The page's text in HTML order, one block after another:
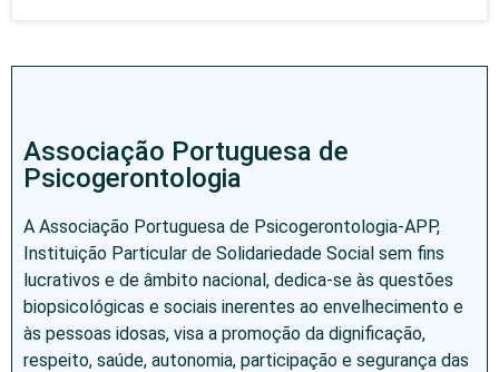
Associação Portuguesa de
Psicogerontologia
A Associação Portuguesa de Psicogerontologia-APP,
Instituição Particular de Solidariedade Social sem fins
lucrativos e de âmbito nacional, dedica-se às questões
biopsicológicas e sociais inerentes ao envelhecimento e
às pessoas idosas, visa a promoção da dignificação,
respeito, saúde, autonomia, participação e segurança das